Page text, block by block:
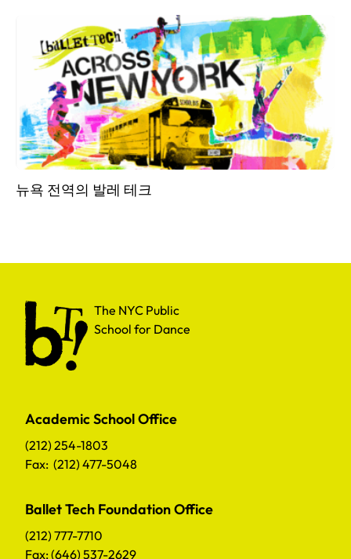
뉴욕 전역의 발레 테크
The NYC Public School for Dance
The NYC Public
School for Dance
Academic School Office
(212) 254-1803
Fax: (212) 477-5048
Ballet Tech Foundation Office
(212) 777-7710
Fax: (646) 537-2629